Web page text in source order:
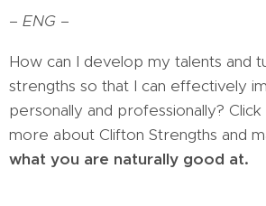
– ENG –
How can I develop my talents and
strengths so that I can effectively
personally and professionally? Click
more about Clifton Strengths and
what you are naturally good at.